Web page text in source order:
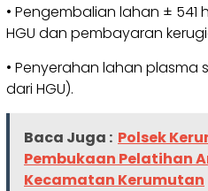
• Pengembalian lahan ± 541
HGU dan pembayaran
• Penyerahan lahan plasma
dari HGU).
Baca Juga : Polsek
Pembukaan Pelatihan
Kecamatan Kerumutan